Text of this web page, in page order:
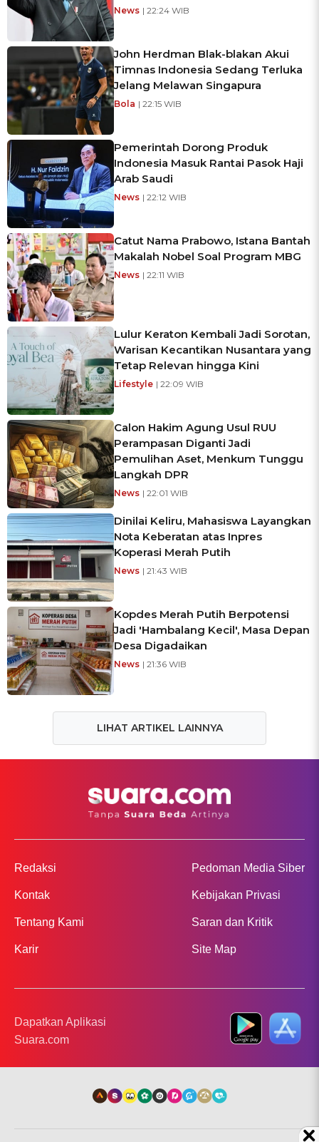
News | 22:24 WIB
John Herdman Blak-blakan Akui
Timnas Indonesia Sedang Terluka
Jelang Melawan Singapura
Bola | 22:15 WIB
Pemerintah Dorong Produk
Indonesia Masuk Rantai Pasok Haji
Arab Saudi
News | 22:12 WIB
Catut Nama Prabowo, Istana Bantah
Makalah Nobel Soal Program MBG
News | 22:11 WIB
Lulur Keraton Kembali Jadi Sorotan,
Warisan Kecantikan Nusantara yang
Tetap Relevan hingga Kini
Lifestyle | 22:09 WIB
Calon Hakim Agung Usul RUU
Perampasan Diganti Jadi
Pemulihan Aset, Menkum Tunggu
Langkah DPR
News | 22:01 WIB
Dinilai Keliru, Mahasiswa Layangkan
Nota Keberatan atas Inpres
Koperasi Merah Putih
News | 21:43 WIB
Kopdes Merah Putih Berpotensi
Jadi 'Hambalang Kecil', Masa Depan
Desa Digadaikan
News | 21:36 WIB
LIHAT ARTIKEL LAINNYA
Redaksi
Kontak
Tentang Kami
Karir
Pedoman Media Siber
Kebijakan Privasi
Saran dan Kritik
Site Map
Dapatkan Aplikasi
Suara.com